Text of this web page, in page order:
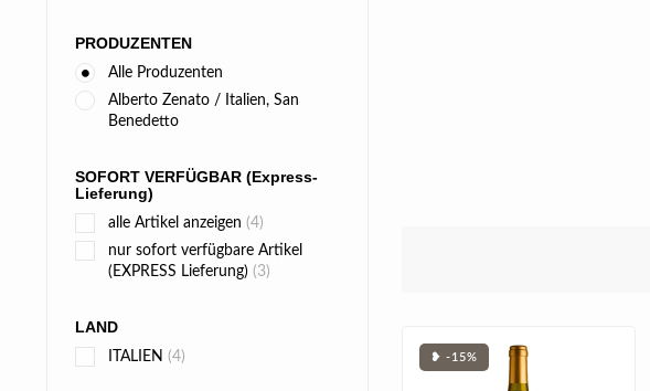
PRODUZENTEN
Alle Produzenten
Alberto Zenato / Italien, San
Benedetto
SOFORT VERFÜGBAR (Express-
Lieferung)
alle Artikel anzeigen (4)
nur sofort verfügbare Artikel
(EXPRESS Lieferung) (3)
LAND
ITALIEN (4) ❥ -15%